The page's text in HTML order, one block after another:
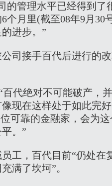
的管理水平已经得到了
个月里(截至08年9月30
进步。”
接手百代后进行的改
代绝对不可能破产，
现在这样处于如此完
可靠的金融家，会为
。”
，百代目前“仍处在
满了坎坷”。